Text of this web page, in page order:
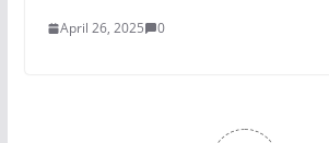
April 26, 2025 0